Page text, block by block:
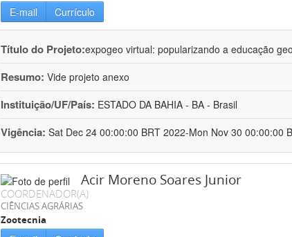
E-mail Currículo
Título do Projeto:expogeo virtual: popularizando a educação
Resumo: Vide projeto anexo
Instituição/UF/País: ESTADO DA BAHIA - BA - Brasil
Vigência: Sat Dec 24 00:00:00 BRT 2022-Mon Nov 30 00:00:00
Acir Moreno Soares Junior
COORDENADOR(A)
CIÊNCIAS AGRÁRIAS
Zootecnia